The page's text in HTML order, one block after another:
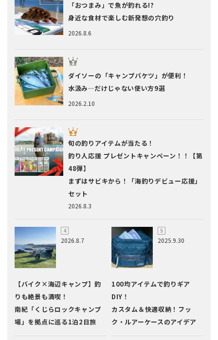
2026.8.6
「おつまみ」で魚が釣れる!?
身近な食材で楽しむ新発想の穴釣り
2026.2.10
ダイソーの「キャンプバケツ」が便利！
水汲み…だけじゃない使い方9選
2026.8.3
旬の釣りアイテムが当たる！
釣り人応援 プレゼントキャンペーン！！【第
48弾】
まずはサビキから！「海釣りデビュー応援」
セット
2026.8.7
【バイク×海辺キャンプ】釣
りも絶景も満喫！
南紀「くじらロックキャンプ
場」を拠点に巡る1泊2日旅
2025.9.30
100均アイテムで釣りギア
DIY！
カスタム＆快適収納！フッ
ク・ルアーケースのアイデア